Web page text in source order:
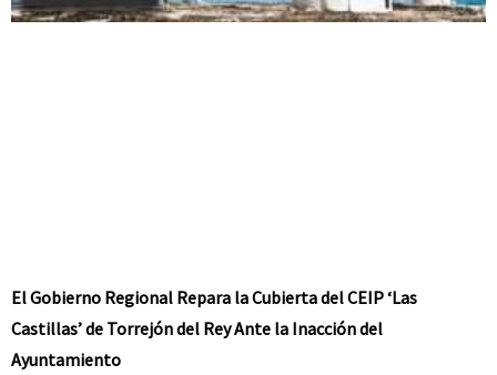
El Gobierno Regional Repara la Cubierta del CEIP ‘Las
Castillas’ de Torrejón del Rey Ante la Inacción del
Ayuntamiento